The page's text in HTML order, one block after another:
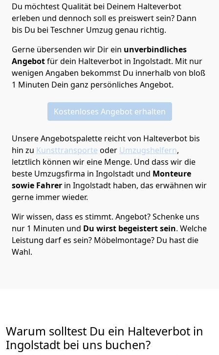
Du möchtest Qualität bei Deinem Halteverbot
erleben und dennoch soll es preiswert sein? Dann
bis Du bei Teschner Umzug genau richtig.
Gerne übersenden wir Dir ein unverbindliches
Angebotfür dein Halteverbot in Ingolstadt. Mit nur
wenigen Angaben bekommst Du innerhalb von bloß
1 Minuten Dein ganz persönliches Angebot.
Kostenloses Angebot erhalten
Unsere Angebotspalette reicht von Halteverbot bis
hin zu Kunsttransporte oder Umzugshelfern,
letztlich können wir eine Menge. Und dass wir die
beste Umzugsfirma in Ingolstadt und Monteure
sowie Fahrer in Ingolstadt haben, das erwähnen wir
gerne immer wieder.
Wir wissen, dass es stimmt. Angebot? Schenke uns
nur 1 Minuten und Du wirst begeistert sein. Welche
Leistung darf es sein? Möbelmontage? Du hast die
Wahl.
Warum solltest Du ein Halteverbot in
Ingolstadt bei uns buchen?